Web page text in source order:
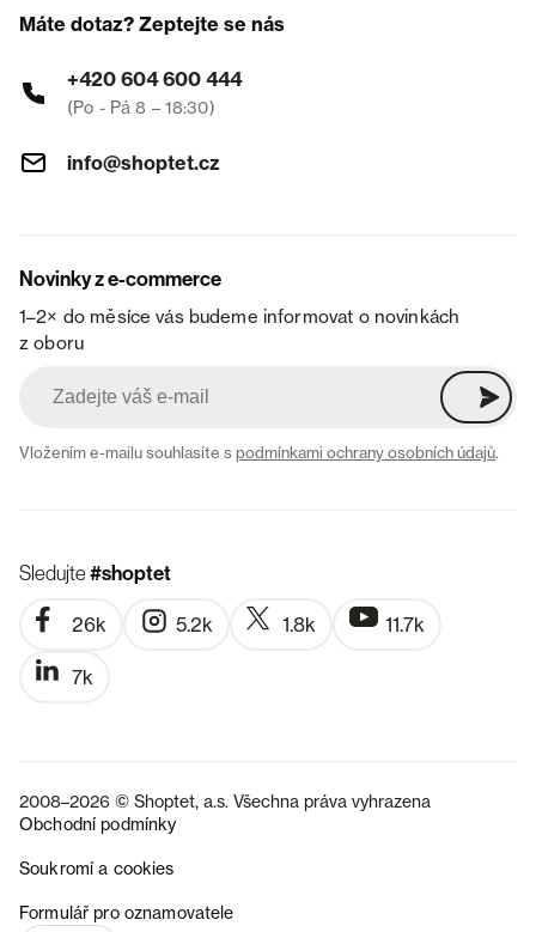
Máte dotaz? Zeptejte se nás
+420 604 600 444
(Po - Pá 8 – 18:30)
info@shoptet.cz
Novinky z e-commerce
1–2× do měsíce vás budeme informovat o novinkách
z oboru
Vložením e-mailu souhlasíte spodmínkami ochrany osobních údajů.
Sledujte#shoptet
26k 5.2k 1.8k 11.7k
7k
2008–2026 © Shoptet, a.s. Všechna práva vyhrazena
Obchodní podmínky
Soukromí a cookies
Formulář pro oznamovatele